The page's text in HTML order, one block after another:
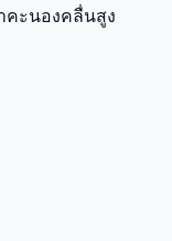
คะนองคลื่นสูง